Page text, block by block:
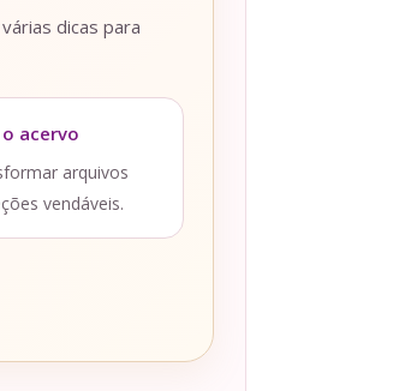
dicas para
acervo
arquivos
vendáveis.